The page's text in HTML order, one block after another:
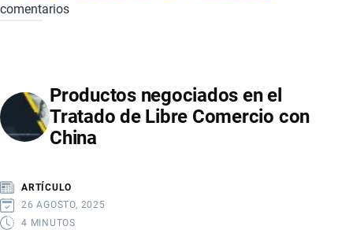
EXPORTACIÓN
ECUADOR:
ESTADÍSTICAS,
MERCADOS
DEL
SECTOR
comentarios
Productos negociados en el
Tratado de Libre Comercio con
China
ARTÍCULO
26 AGOSTO, 2025
4 MINUTOS